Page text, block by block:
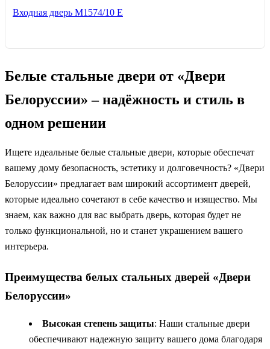
Входная дверь М1574/10 Е
Белые стальные двери от «Двери
Белоруссии» – надёжность и стиль в
одном решении
Ищете идеальные белые стальные двери, которые обеспечат
вашему дому безопасность, эстетику и долговечность? «Двери
Белоруссии» предлагает вам широкий ассортимент дверей,
которые идеально сочетают в себе качество и изящество. Мы
знаем, как важно для вас выбрать дверь, которая будет не
только функциональной, но и станет украшением вашего
интерьера.
Преимущества белых стальных дверей «Двери
Белоруссии»
Высокая степень защиты: Наши стальные двери
обеспечивают надежную защиту вашего дома благодаря